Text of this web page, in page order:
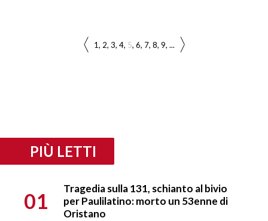
1 2 3 4 5 6 7 8 9 ...
PIÙ LETTI
01
Tragedia sulla 131, schianto al bivio
per Paulilatino: morto un 53enne di
Oristano